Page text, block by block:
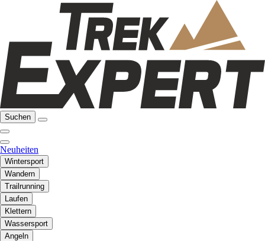
Suchen
Neuheiten
Wintersport
Wandern
Trailrunning
Laufen
Klettern
Wassersport
Angeln